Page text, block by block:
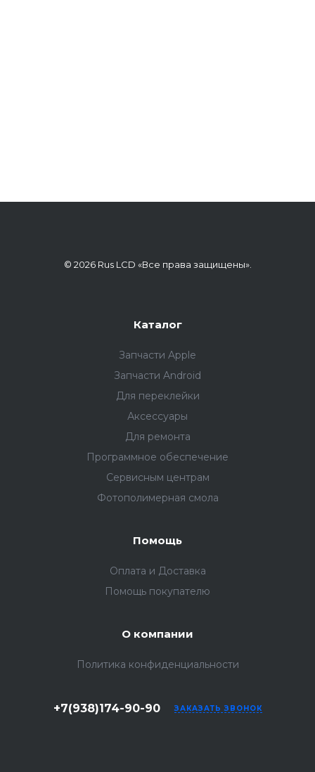
© 2026 Rus LCD «Все права защищены».
Каталог
Запчасти Apple
Запчасти Android
Для переклейки
Аксессуары
Для ремонта
Программное обеспечение
Сервисным центрам
Фотополимерная смола
Помощь
Оплата и Доставка
Помощь покупателю
О компании
Политика конфиденциальности
+7(938)174-90-90 ЗАКАЗАТЬ ЗВОНОК